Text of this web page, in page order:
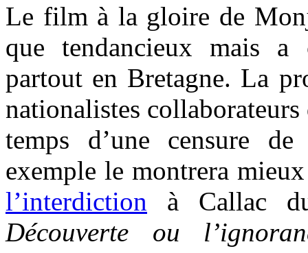
Le film à la gloire de
que tendancieux mais
partout en Bretagne. La
nationalistes collaborateurs
temps d’une censure
exemple le montrera
l’interdiction à Callac
Découverte ou